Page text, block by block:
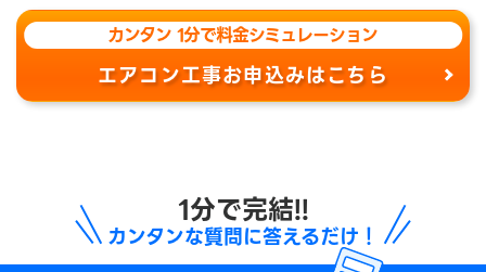
カンタン 1分で料金シミュレーション
エアコン工事お申込みはこちら
1分で完結!!
カンタンな質問に答えるだけ！